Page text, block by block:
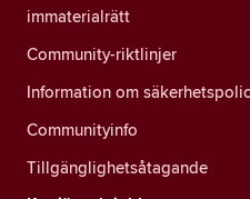
immaterialrätt
Community-riktlinjer
Information om
Communityinfo
Tillgänglighetsåtagande